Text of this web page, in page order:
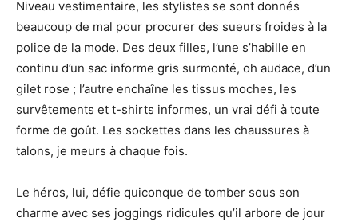
Niveau vestimentaire, les stylistes se sont donnés
beaucoup de mal pour procurer des sueurs froides à la
police de la mode. Des deux filles, l’une s’habille en
continu d’un sac informe gris surmonté, oh audace, d’un
gilet rose ; l’autre enchaîne les tissus moches, les
survêtements et t-shirts informes, un vrai défi à toute
forme de goût. Les sockettes dans les chaussures à
talons, je meurs à chaque fois.
Le héros, lui, défie quiconque de tomber sous son
charme avec ses joggings ridicules qu’il arbore de jour